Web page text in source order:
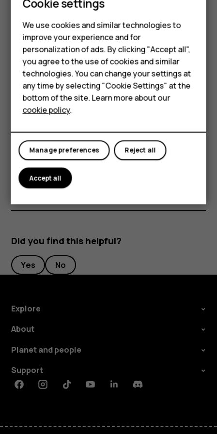
Feature phones
Phones for kids
Accessories
HMD Terra M
For business
Tablets
menu
settingsसेटिंगपर टैप करें, संपर्क सूची के अंतर्गत इसके
अनुसार सॉर्ट करेंयानाम स्वरूपपर टैप करें.
संपर्क आयात या निर्यात करें
settingsसेटिंग
आयात करें/निर्यात करेंपर टैप
करें.
Did you find this helpful?
Yes No
Explore
About
Planet and people
Support
FacebookInstagramTiktokYoutubeLinkedinDiscord
We use cookies and similar technologies to
improve your experience and for
personalization of ads. By clicking "Accept all",
you agree to the use of cookies and similar
technologies. You can change your settings at
any time by selecting "Cookie Settings" at the
bottom of the site. Learn more about our
cookie policy.
Reject all
Manage preferences
Accept all